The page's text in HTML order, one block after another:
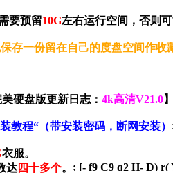
要预留10G左右运行空间，否则
存一份留在自己的度盘空间作收
硬盘版更新日志： 4k高清V21.0】
教程“（带安装密码，断网安装）
衣服。
达四十多个。 ; [- f9 C9 q2 H- D) r(